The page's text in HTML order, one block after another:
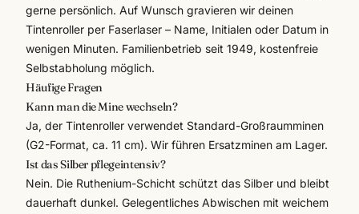
gerne persönlich. Auf Wunsch gravieren wir deinen
Tintenroller per Faserlaser – Name, Initialen oder Datum in
wenigen Minuten. Familienbetrieb seit 1949, kostenfreie
Selbstabholung möglich.
Häufige Fragen
Kann man die Mine wechseln?
Ja, der Tintenroller verwendet Standard-Großraumminen
(G2-Format, ca. 11 cm). Wir führen Ersatzminen am Lager.
Ist das Silber pflegeintensiv?
Nein. Die Ruthenium-Schicht schützt das Silber und bleibt
dauerhaft dunkel. Gelegentliches Abwischen mit weichem